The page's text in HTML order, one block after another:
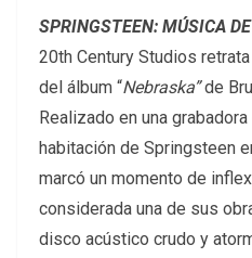
SPRINGSTEEN: MÚSICA
20th Century Studios
del álbum “Nebraska”de
Realizado en una
habitación de Springsteen
marcó un momento de
considerada una de sus
disco acústico crudo y